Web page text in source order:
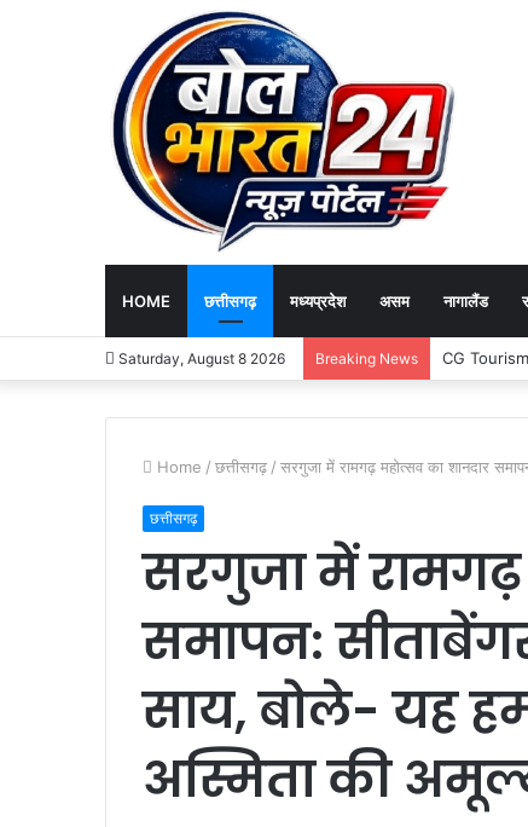
HOME छत्तीसगढ़ मध्यप्रदेश असम नागालैंड
Saturday, August 8 2026 Breaking News Governance
Home / छत्तीसगढ़ / सरगुजा में रामगढ़ महोत्सव का शानदार
छत्तीसगढ़
सरगुजा में रामगढ़
समापन:
साय, बोले- यह
अस्मिता की